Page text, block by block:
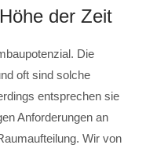
der Zeit
Die
oft sind solche
entsprechen sie
Anforderungen an
Wir von